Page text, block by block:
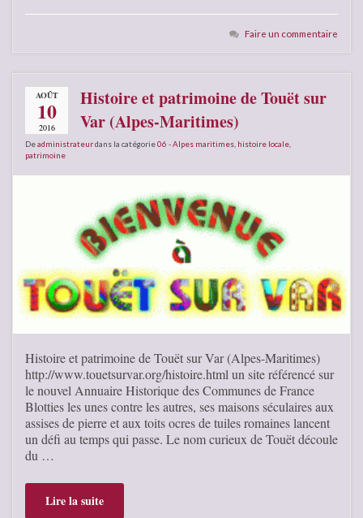
Faire un commentaire
AOÛT
10
2016
Histoire et patrimoine de Touët sur
Var (Alpes-Maritimes)
Deadministrateurdans la catégorie06 - Alpes maritimes histoire locale
patrimoine
Histoire et patrimoine de Touët sur Var (Alpes-Maritimes)
http://www.touetsurvar.org/histoire.html un site référencé sur
le nouvel Annuaire Historique des Communes de France
Blotties les unes contre les autres, ses maisons séculaires aux
assises de pierre et aux toits ocres de tuiles romaines lancent
un défi au temps qui passe. Le nom curieux de Touët découle
du …
Lire la suite